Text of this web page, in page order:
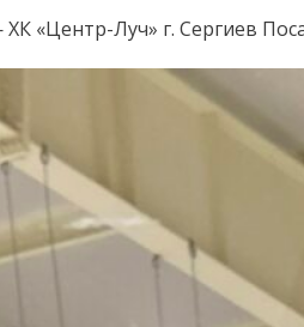
«Центр-Луч» г. Сергиев